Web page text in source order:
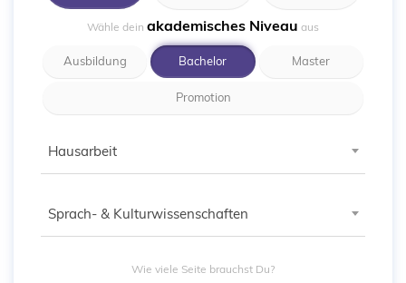
Wähle dein akademisches Niveau aus
Ausbildung Bachelor Master
Promotion
Hausarbeit
Sprach- & Kulturwissenschaften
Wie viele Seite brauchst Du?